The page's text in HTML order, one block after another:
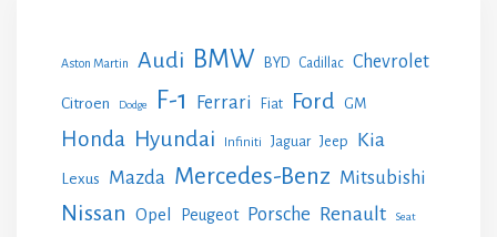
Aston Martin Audi BMW BYD Cadillac Chevrolet
Citroen Dodge F-1 Ferrari Fiat Ford GM
Honda Hyundai Infiniti Jaguar Jeep Kia
Lexus Mazda Mercedes-Benz Mitsubishi
Nissan Opel Peugeot Porsche Renault Seat